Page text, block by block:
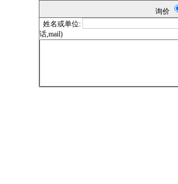
询价
姓名或单位:
话,mail)